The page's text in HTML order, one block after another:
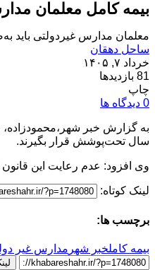
بیمه کامل معلمان
معلمان مدارس غیردولتی باید به‌صورت سی‌ساعته
ساحل دهقان
خرداد ۷, ۱۴۰۵
81 بازدیدها
چاپ
0 دیدگاه ها
سال تحت‌پوشش قرار بگیرند.
وی افزود: عدم رعایت این
لینک کوتاه:
برچسب ها:
بیمه کاملخبر شهر مدارس غیر